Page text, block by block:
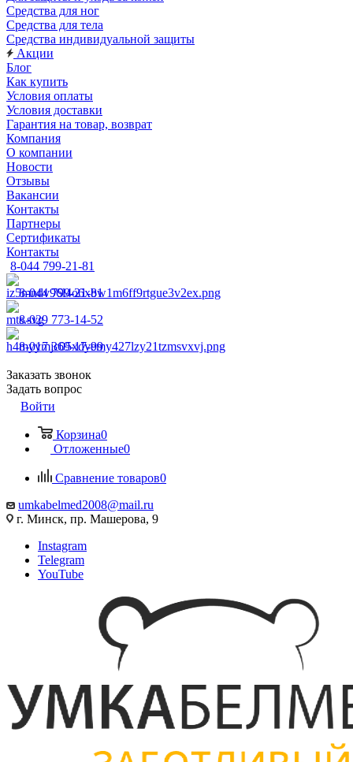
Средства для ног
Средства для тела
Средства индивидуальной защиты
Акции
Блог
Как купить
Условия оплаты
Условия доставки
Гарантия на товар, возврат
Компания
О компании
Новости
Отзывы
Вакансии
Контакты
Партнеры
Сертификаты
Контакты
8-044 799-21-81
8-044 799-21-81
8-029 773-14-52
8-017 369-17-99
Заказать звонок
Задать вопрос
Войти
Корзина0
Отложенные0
Сравнение товаров0
umkabelmed2008@mail.ru
г. Минск, пр. Машерова, 9
Instagram
Telegram
YouTube